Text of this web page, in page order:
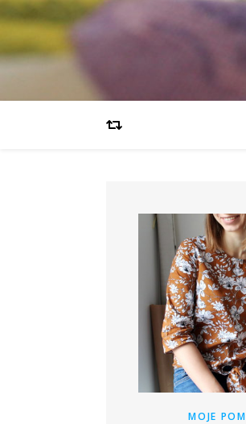
MOJE